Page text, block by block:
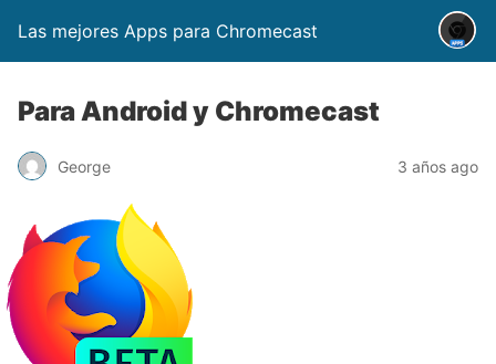
Las mejores Apps para Chromecast
Para Android y Chromecast
George 3 años ago